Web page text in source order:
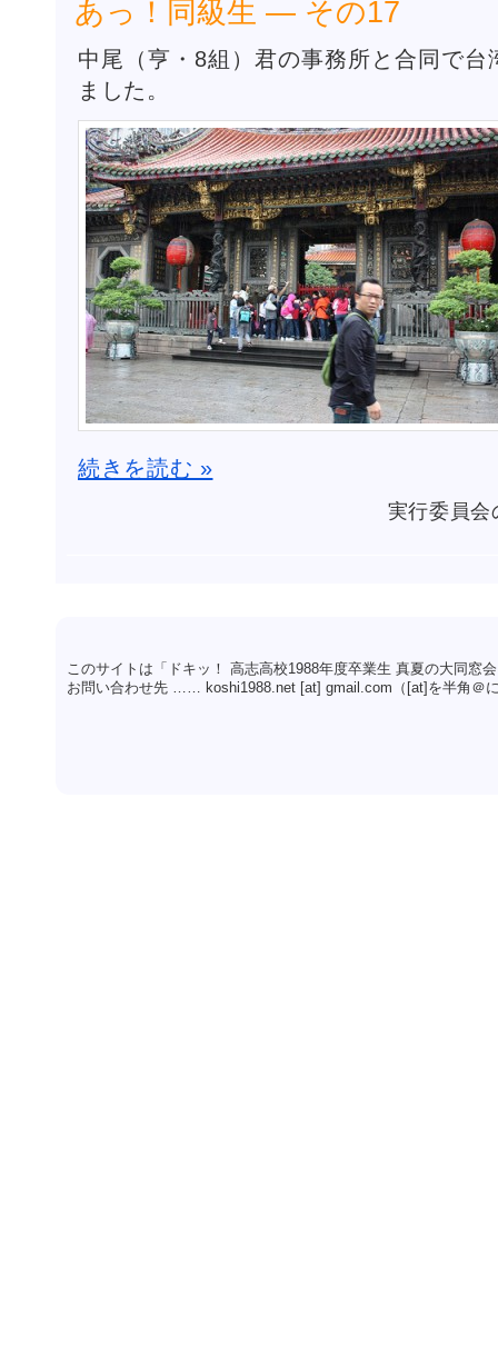
あっ！同級生 ― その17
中尾（亨・8組）君の事務所と合同で
ました。
続きを読む »
実行委員会
このサイトは「ドキッ！ 高志高校1988年度卒業生 真夏の大同窓
お問い合わせ先 …… koshi1988.net [at] gmail.com（[at]を半角＠